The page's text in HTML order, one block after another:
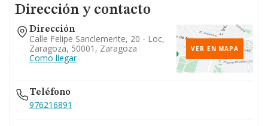
Dirección y contacto
Dirección
Calle Felipe Sanclemente, 20 - Loc,
Zaragoza, 50001, Zaragoza
Como llegar
VER EN MAPA
Teléfono
976216891